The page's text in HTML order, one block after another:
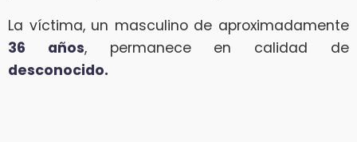
La víctima, un masculino de aproximadamente
36 años, permanece en calidad de
desconocido.